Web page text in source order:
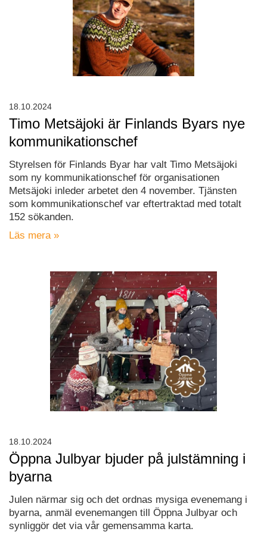
Timo Metsäjoki är Finlands Byars nye
kommunikationschef
Styrelsen för Finlands Byar har valt Timo Metsäjoki
som ny kommunikationschef för organisationen
Metsäjoki inleder arbetet den 4 november. Tjänsten
som kommunikationschef var eftertraktad med totalt
152 sökanden.
Läs mera »
18.10.2024
Öppna Julbyar bjuder på julstämning i
byarna
Julen närmar sig och det ordnas mysiga evenemang i
byarna, anmäl evenemangen till Öppna Julbyar och
synliggör det via vår gemensamma karta.
18.10.2024